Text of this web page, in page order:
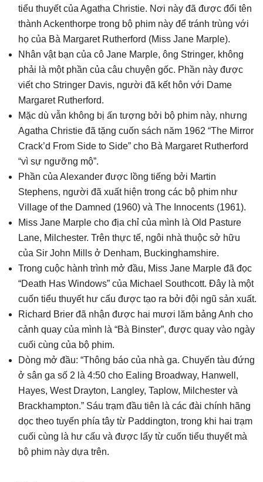
tiểu thuyết của Agatha Christie. Nơi này đã được đổi tên
thành Ackenthorpe trong bộ phim này để tránh trùng với
họ của Bà Margaret Rutherford (Miss Jane Marple).
Nhân vật bạn của cô Jane Marple, ông Stringer, không
phải là một phần của câu chuyện gốc. Phần này được
viết cho Stringer Davis, người đã kết hôn với Dame
Margaret Rutherford.
Mặc dù vẫn không bị ấn tượng bởi bộ phim này, nhưng
Agatha Christie đã tặng cuốn sách năm 1962 “The Mirror
Crack’d From Side to Side” cho Bà Margaret Rutherford
“vì sự ngưỡng mộ”.
Phần của Alexander được lồng tiếng bởi Martin
Stephens, người đã xuất hiện trong các bộ phim như
Village of the Damned (1960) và The Innocents (1961).
Miss Jane Marple cho địa chỉ của mình là Old Pasture
Lane, Milchester. Trên thực tế, ngôi nhà thuộc sở hữu
của Sir John Mills ở Denham, Buckinghamshire.
Trong cuộc hành trình mở đầu, Miss Jane Marple đã đọc
“Death Has Windows” của Michael Southcott. Đây là một
cuốn tiểu thuyết hư cấu được tạo ra bởi đội ngũ sản xuất.
Richard Brier đã nhận được hai mươi lăm bảng Anh cho
cảnh quay của mình là “Bà Binster”, được quay vào ngày
cuối cùng của bộ phim.
Dòng mở đầu: “Thông báo của nhà ga. Chuyến tàu đứng
ở sân ga số 2 là 4:50 cho Ealing Broadway, Hanwell,
Hayes, West Drayton, Langley, Taplow, Milchester và
Brackhampton.” Sáu trạm đầu tiên là các đài chính hãng
dọc theo tuyến phía tây từ Paddington, trong khi hai trạm
cuối cùng là hư cấu và được lấy từ cuốn tiểu thuyết mà
bộ phim này dựa trên.